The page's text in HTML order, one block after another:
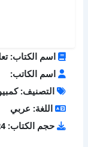
اسم الكتاب:
اسم الكاتب:
التصنيف:
اللغة: عربي
حجم الكتاب: 484.24 كيلو بايت